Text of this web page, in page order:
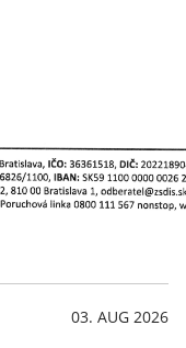
03. AUG 2026